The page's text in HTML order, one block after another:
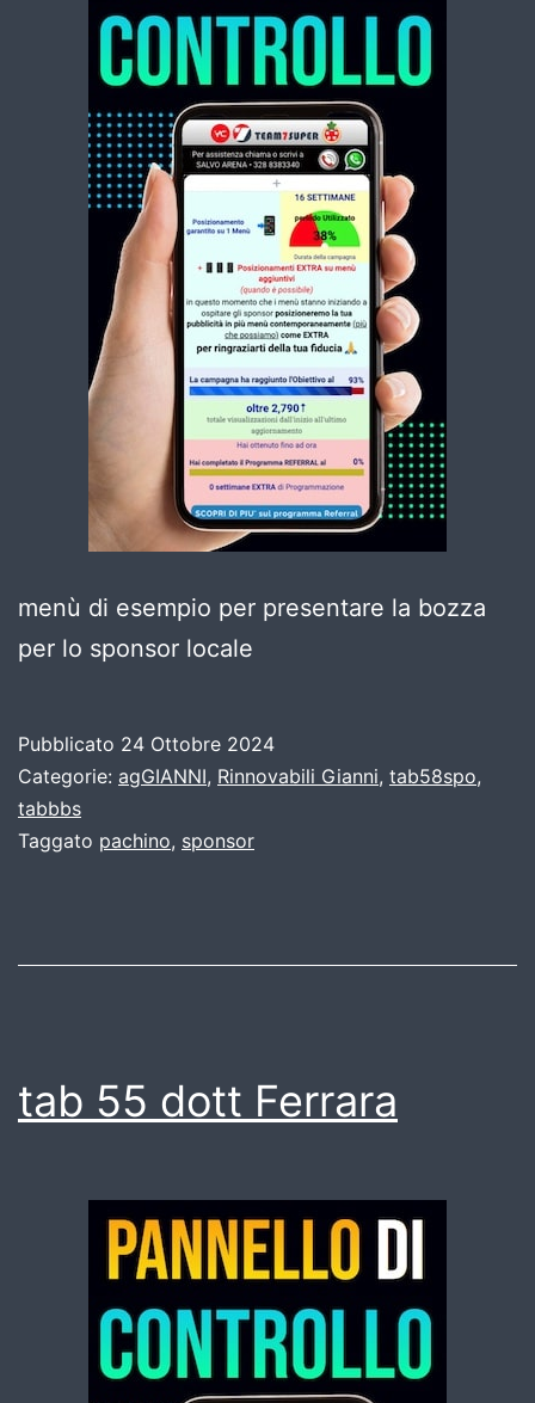
menù di esempio per presentare la bozza
per lo sponsor locale
Pubblicato 24 Ottobre 2024
Categorie: agGIANNI, Rinnovabili Gianni, tab58spo,
tabbbs
Taggato pachino, sponsor
tab 55 dott Ferrara